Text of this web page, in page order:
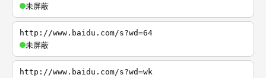
未屏蔽
http://www.baidu.com/s?wd=64
未屏蔽
http://www.baidu.com/s?wd=wk